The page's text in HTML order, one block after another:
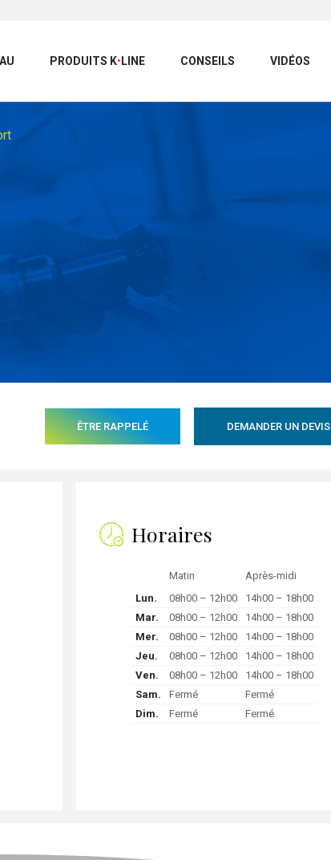
PRODUITS K•LINE CONSEILS VIDÉOS
ÊTRE RAPPELÉ DEMANDER UN DEVIS
Horaires
Matin
Après-midi
Lun.
08h00 – 12h00
14h00 – 18h00
Mar.
08h00 – 12h00
14h00 – 18h00
Mer.
08h00 – 12h00
14h00 – 18h00
Jeu.
08h00 – 12h00
14h00 – 18h00
Ven.
08h00 – 12h00
14h00 – 18h00
Sam.
Fermé
Fermé
Dim.
Fermé Fermé